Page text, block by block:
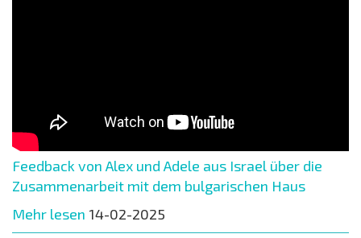
Feedback von Alex und Adele aus Israel über die
Zusammenarbeit mit dem bulgarischen Haus
Mehr lesen 14-02-2025